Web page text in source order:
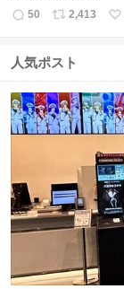
返
数
50
リ
ス
数
2,413
い
人気ポスト